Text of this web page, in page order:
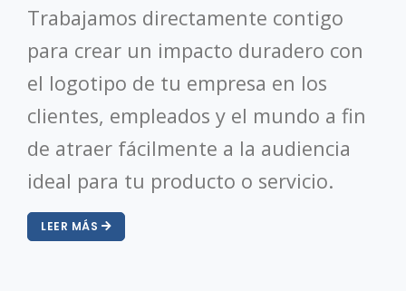
Trabajamos directamente contigo
para crear un impacto duradero con
el logotipo de tu empresa en los
clientes, empleados y el mundo a fin
de atraer fácilmente a la audiencia
ideal para tu producto o servicio.
LEER MÁS